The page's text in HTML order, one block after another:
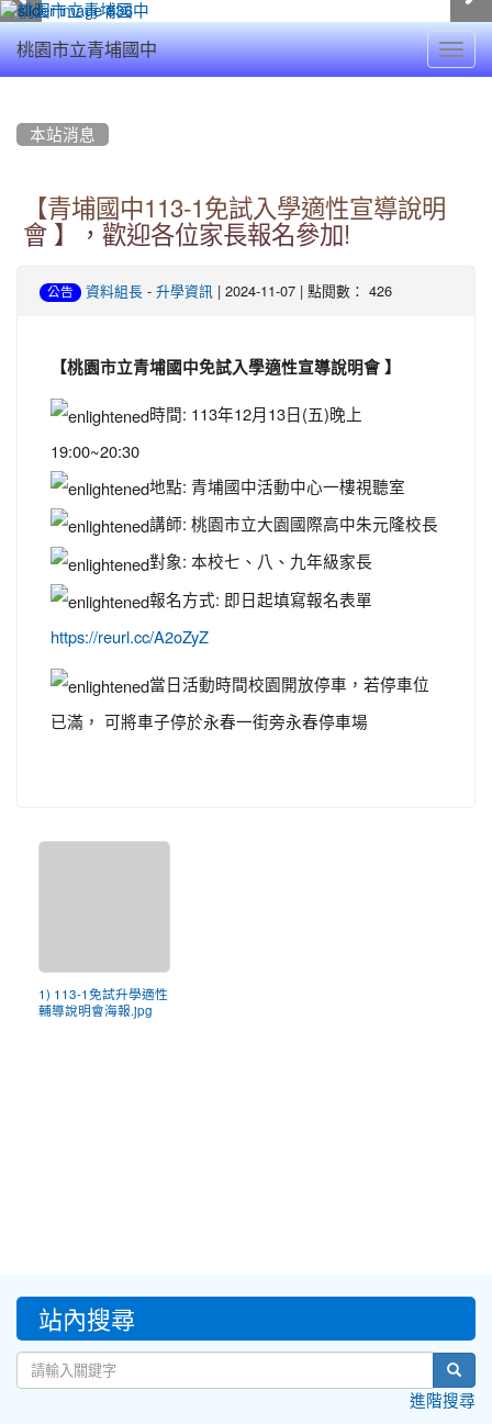
桃園市立青埔國中
本站消息
【青埔國中113-1免試入學適性宣導說明
會 】，歡迎各位家長報名參加!
公告 資料組長 - 升學資訊 | 2024-11-07 | 點閱數： 426
【桃園市立青埔國中免試入學適性宣導說明會 】
時間: 113年12月13日(五)晚上
19:00~20:30
地點: 青埔國中活動中心一樓視聽室
講師: 桃園市立大園國際高中朱元隆校長
對象: 本校七、八、九年級家長
報名方式: 即日起填寫報名表單
https://reurl.cc/A2oZyZ
當日活動時間校園開放停車，若停車位
已滿， 可將車子停於永春一街旁永春停車場
1) 113-1免試升學適性
輔導說明會海報.jpg
::: 站內搜尋
進階搜尋